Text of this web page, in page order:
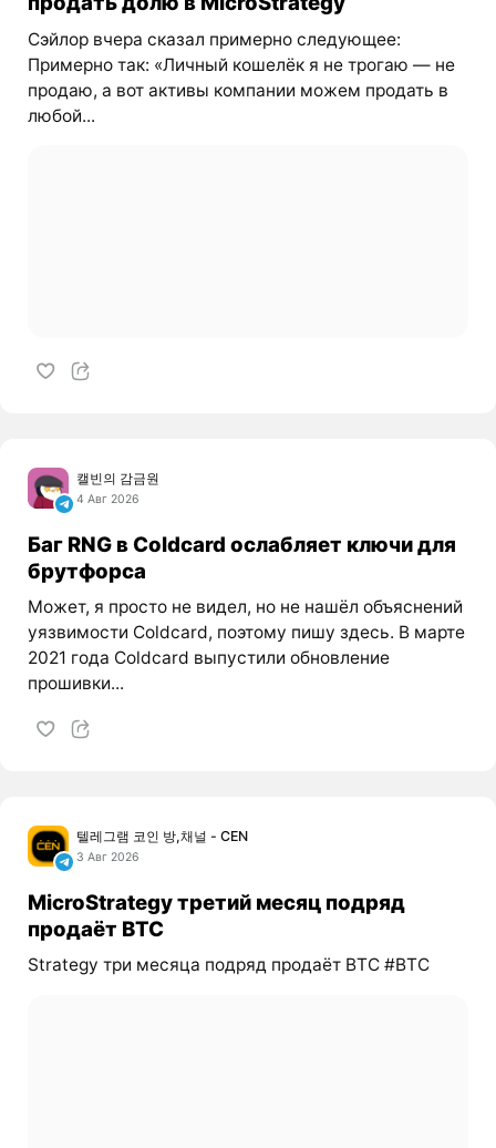
Сэйлор вчера сказал примерно следующее:
Примерно так: «Личный кошелёк я не трогаю — не
продаю, а вот активы компании можем продать в
любой...
캘빈의 감금원
4 Авг 2026
Баг RNG в Coldcard ослабляет ключи для
брутфорса
Может, я просто не видел, но не нашёл объяснений
уязвимости Coldcard, поэтому пишу здесь. В марте
2021 года Coldcard выпустили обновление
прошивки...
텔레그램 코인 방,채널 - CEN
3 Авг 2026
MicroStrategy третий месяц подряд
продаёт BTC
Strategy три месяца подряд продаёт BTC #BTC